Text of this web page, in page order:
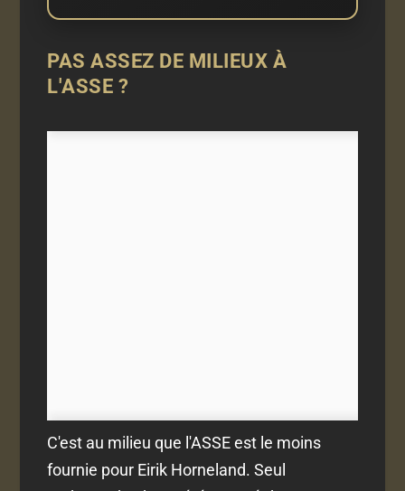
PAS ASSEZ DE MILIEUX À
L'ASSE ?
C'est au milieu que l'ASSE est le moins
fournie pour Eirik Horneland. Seul